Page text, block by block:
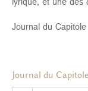
Journal du Capitole
Journal du Capitole